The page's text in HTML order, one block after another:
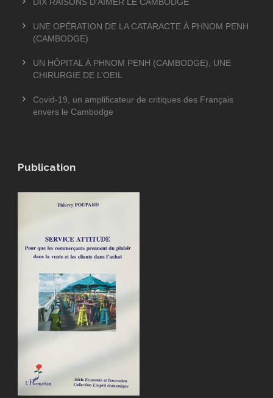
UNE OPÉRATION DE LA CATARACTE À PHNOM PENH
(CAMBODGE)
UN HÔPITAL À PHNOM PENH (CAMBODGE), UNE
CHIRURGIE DE L’OEIL
Covid-19, un amplificateur de critiques des Français
envers le Cambodge
Publication